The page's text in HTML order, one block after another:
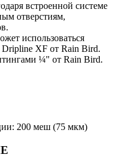
встроенной системе
отверстиям,
использоваться
Dripline XF от Rain Bird.
¼" от Rain Bird.
200 меш (75 мкм)